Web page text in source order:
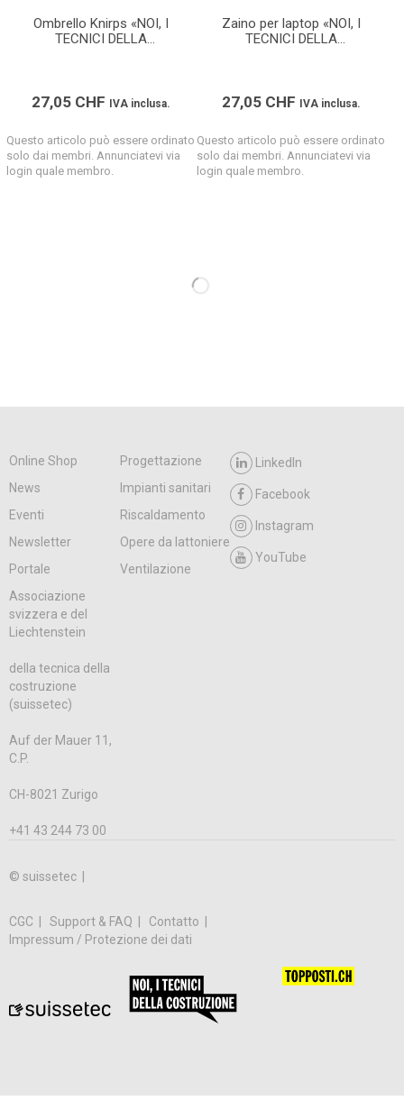
Ombrello Knirps «NOI, I
TECNICI DELLA
27,05 CHF IVA inclusa.
Questo articolo può essere ordinato
solo dai membri. Annunciatevi via
login quale membro.
Zaino per laptop «NOI, I
TECNICI DELLA
27,05 CHF IVA inclusa.
Questo articolo può essere ordinato
solo dai membri. Annunciatevi via
login quale membro.
Online Shop
Progettazione
News
Impianti sanitari
Eventi
Riscaldamento
Newsletter
Opere da lattoniere
Portale
Ventilazione
LinkedIn
Facebook
Instagram
YouTube
Associazione
svizzera e del
Liechtenstein
della tecnica della
costruzione
(suissetec)
Auf der Mauer 11,
C.P.
CH-8021 Zurigo
+41 43 244 73 00
© suissetec |
CGC Support & FAQ
Contatto
Impressum / Protezione dei dati